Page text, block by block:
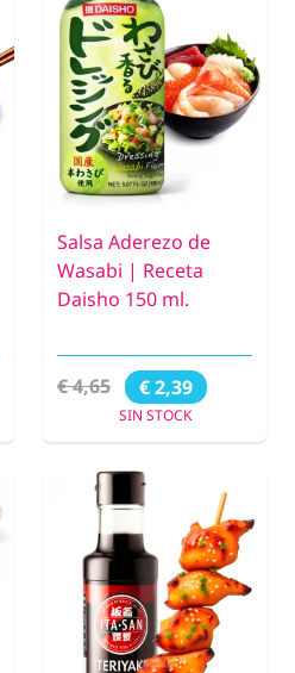
Salsa Aderezo de
Wasabi | Receta
Daisho 150 ml.
€ 4,65 € 2,39
SIN STOCK